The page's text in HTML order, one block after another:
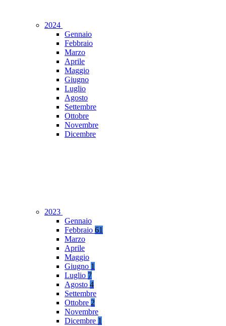
2024
Gennaio
Febbraio
Marzo
Aprile
Maggio
Giugno
Luglio
Agosto
Settembre
Ottobre
Novembre
Dicembre
2023
Gennaio
Febbraio 61
Marzo
Aprile
Maggio
Giugno 1
Luglio 7
Agosto 4
Settembre
Ottobre 2
Novembre
Dicembre 1